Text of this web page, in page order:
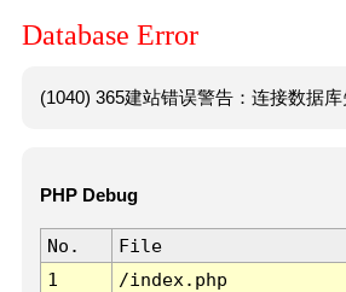
Database Error
(1040) 365建站错误警告：连接数据
PHP Debug
No. File
1
/index.php